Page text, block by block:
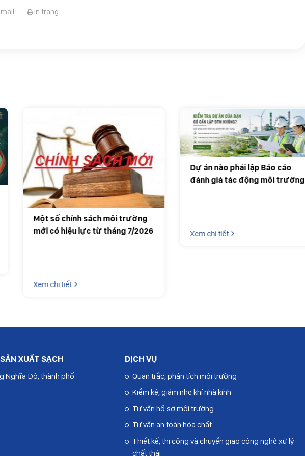
In trang
Dự án nào phải lập Báo cáo
đánh giá tác động môi trường
(ĐTM)?
Xem chi tiết
XUẤT SẠCH
Nghĩa Đô, thành phố
DỊCH VỤ
Quan trắc, phân tích môi trường
Kiểm kê, giảm nhẹ khí nhà kính
Tư vấn hồ sơ môi trường
Tư vấn an toàn hóa chất
Thiết kế, thi công và chuyển giao công nghệ xử lý
chất thải